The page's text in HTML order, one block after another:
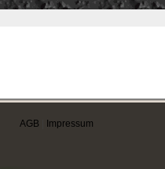
AGB Impressum